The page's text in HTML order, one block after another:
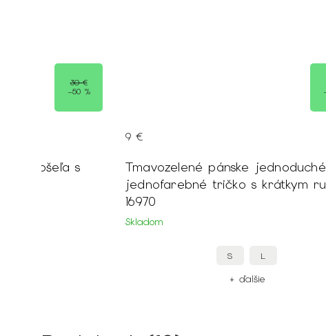
30 €
–50 %
polokošeľa s
Tmavozelené pánske jednoduché
jednofarebné tričko s krátkym
16970
Skladom
9 €
S L
+ ďalšie